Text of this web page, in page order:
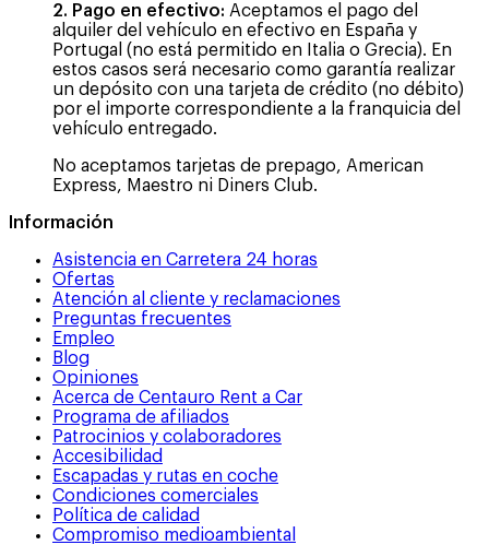
2. Pago en efectivo: Aceptamos el pago del
alquiler del vehículo en efectivo en España y
Portugal (no está permitido en Italia o Grecia). En
estos casos será necesario como garantía realizar
un depósito con una tarjeta de crédito (no débito)
por el importe correspondiente a la franquicia del
vehículo entregado.
No aceptamos tarjetas de prepago, American
Express, Maestro ni Diners Club.
Información
Asistencia en Carretera 24 horas
Ofertas
Atención al cliente y reclamaciones
Preguntas frecuentes
Empleo
Blog
Opiniones
Acerca de Centauro Rent a Car
Programa de afiliados
Patrocinios y colaboradores
Accesibilidad
Escapadas y rutas en coche
Condiciones comerciales
Política de calidad
Compromiso medioambiental